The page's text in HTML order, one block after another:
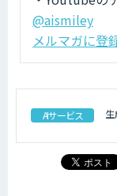
@aismiley
メルマガに登
AIサービス 生